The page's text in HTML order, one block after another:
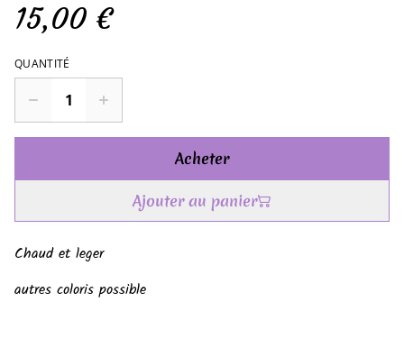
15,00 €
QUANTITÉ
Acheter
Ajouter au panier
Chaud et leger
autres coloris possible